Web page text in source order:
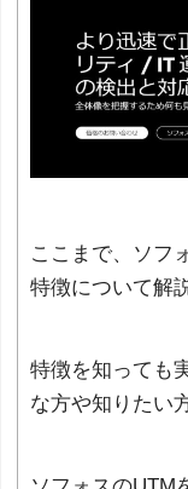
ここまで、ソフ
特徴について解
特徴を知っても
な方や知りたい